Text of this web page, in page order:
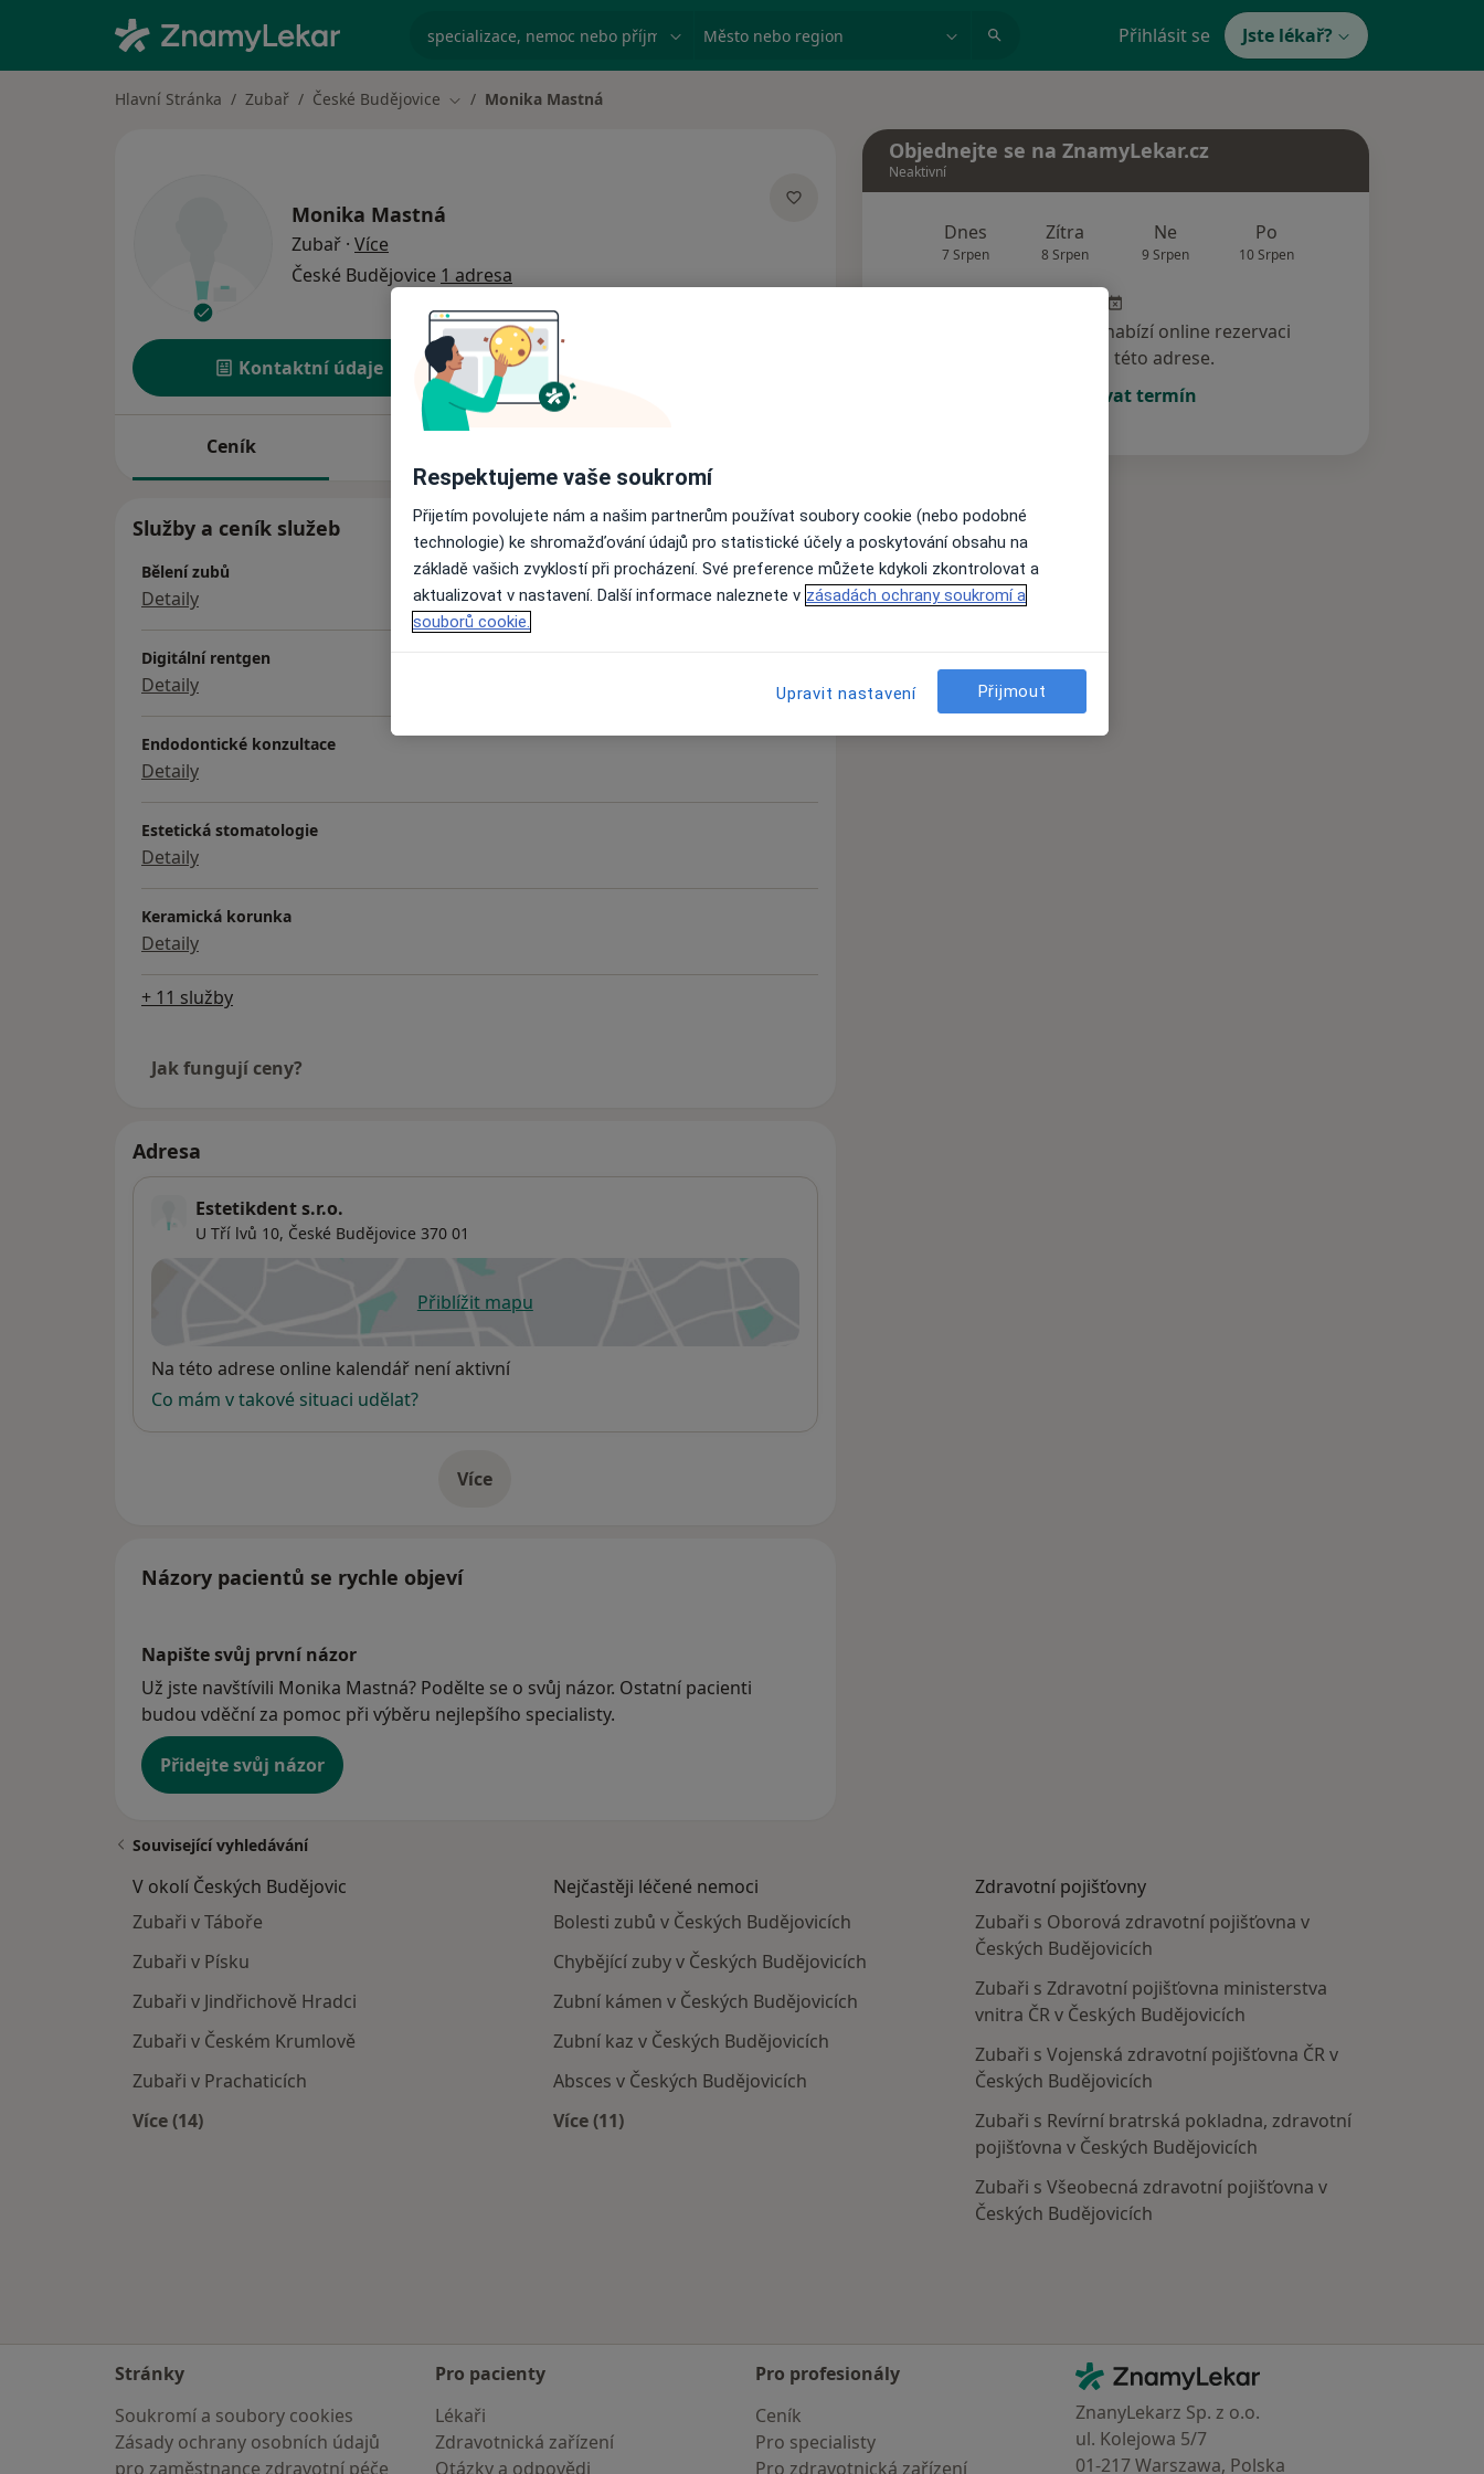
specializace, nemoc nebo příjmení Město nebo region Přihlásit se Jste lékař?
Hlavní Stránka Zubař České Budějovice Změna města
Monika Mastná
Monika Mastná
Zubař · Více
České Budějovice 1 adresa
Kontaktní údaje
Ceník
Služby a ceník služeb
Bělení zubů
Detaily
Digitální rentgen
Detaily
Endodontické konzultace
Detaily
Estetická stomatologie
Detaily
Keramická korunka
Detaily
+ 11 služby
Jak fungují ceny?
Adresa
Estetikdent s.r.o.
U Tří lvů 10, České Budějovice 370 01
Přiblížit mapuse otevře v nové záložce
Dostupnost
Na této adrese online kalendář není aktivní
Co mám v takové situaci udělat?
Víceo adrese
Názory pacientů se rychle objeví
Napište svůj první názor
Už jste navštívili Monika Mastná? Podělte se o svůj názor. Ostatní pacienti
budou vděční za pomoc při výběru nejlepšího specialisty.
Přidejte svůj názor
Objednejte se na ZnamyLekar.cz
Neaktivní
Dnes
7 Srpen
Zítra
8 Srpen
Ne
9 Srpen
Po
10 Srpen
Tento specialista nenabízí online rezervaci
termínu na této adrese.
Rezervovat termín
Související vyhledávání
V okolí Českých Budějovic
Zubaři v Táboře
Zubaři v Písku
Zubaři v Jindřichově Hradci
Zubaři v Českém Krumlově
Zubaři v Prachaticích
Více (14)
Nejčastěji léčené nemoci
Bolesti zubů v Českých Budějovicích
Chybějící zuby v Českých Budějovicích
Zubní kámen v Českých Budějovicích
Zubní kaz v Českých Budějovicích
Absces v Českých Budějovicích
Více (11)
Zdravotní pojišťovny
Zubaři s Oborová zdravotní pojišťovna v
Českých Budějovicích
Zubaři s Zdravotní pojišťovna ministerstva
vnitra ČR v Českých Budějovicích
Zubaři s Vojenská zdravotní pojišťovna ČR v
Českých Budějovicích
Zubaři s Revírní bratrská pokladna, zdravotní
pojišťovna v Českých Budějovicích
Zubaři s Všeobecná zdravotní pojišťovna v
Českých Budějovicích
Stránky
Soukromí a soubory cookies
Zásady ochrany osobních údajů
pro zaměstnance zdravotní péče
Pro pacienty
Lékaři
Zdravotnická zařízení
Otázky a odpovědi
Pro profesionály
Ceník
Pro specialisty
Pro zdravotnická zařízení
Kontakt
ZnamyLekar - Hlavní stránka
ZnanyLekarz Sp. z o.o.
ul. Kolejowa 5/7
01-217 Warszawa, Polska
Respektujeme vaše soukromí
Přijetím povolujete nám a našim partnerům používat soubory cookie (nebo podobné
technologie) ke shromažďování údajů pro statistické účely a poskytování obsahu na
základě vašich zvyklostí při procházení. Své preference můžete kdykoli zkontrolovat a
aktualizovat v nastavení. Další informace naleznete v zásadách ochrany soukromí a
souborů cookie.
Upravit nastavení Přijmout